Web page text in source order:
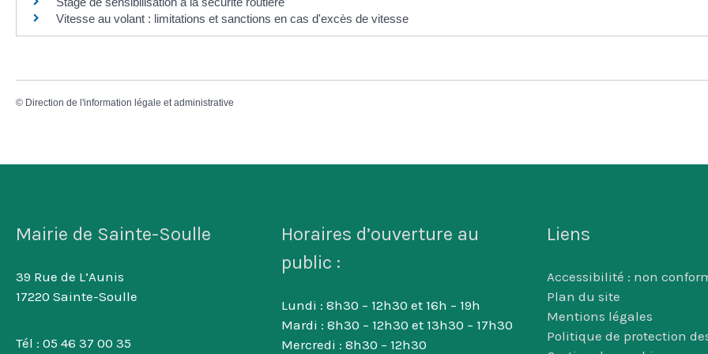
Vitesse au volant : limitations et sanctions en cas d'excès de vitesse
© Direction de l'information légale et administrative
Mairie de Sainte-Soulle
39 Rue de L’Aunis
17220 Sainte-Soulle
Tél : 05 46 37 00 35
Horaires d’ouverture au
public :
Lundi : 8h30 – 12h30 et 16h – 19h
Mardi : 8h30 – 12h30 et 13h30 – 17h30
Mercredi : 8h30 – 12h30
Liens
Accessibilité : non
Plan du site
Mentions légales
Politique de protection